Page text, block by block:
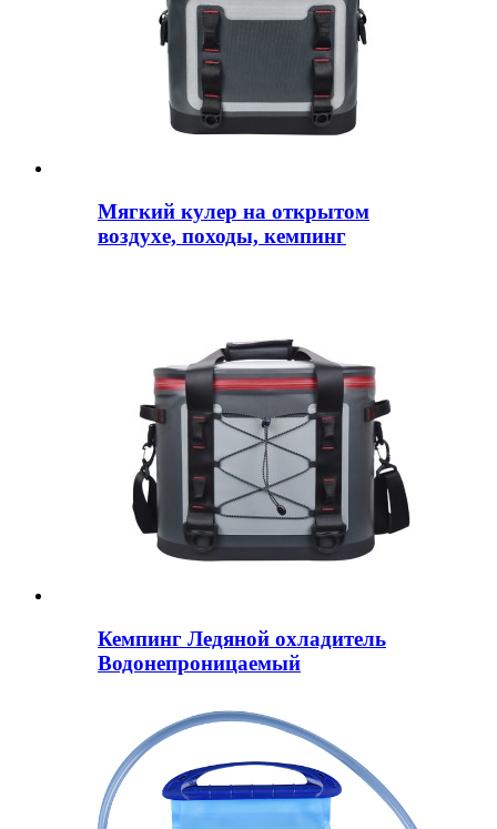
Мягкий кулер на открытом
воздухе, походы, кемпинг
Кемпинг Ледяной охладитель
Водонепроницаемый